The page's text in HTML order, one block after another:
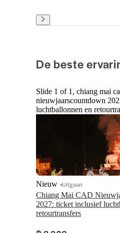
De beste
Slide 1 of 1, chiang mai
nieuwjaarscountdown
luchtballonnen en
Chiang Mai CAD
2027: ticket inclusief
retourtransfers
Nieuw Uitgaan